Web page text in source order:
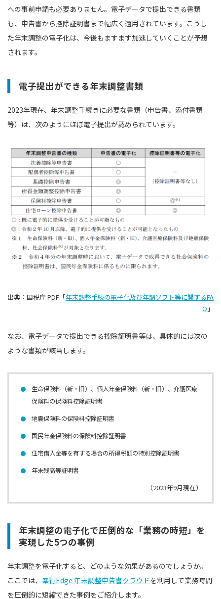
への事前申請も必要ありません。電子データで提出できる書類
も、申告書から控除証明書まで幅広く適用されています。こうし
た年末調整の電子化は、今後もますます加速していくことが予想
されます。
電子提出ができる年末調整書類
2023年現在、年末調整手続きに必要な書類（申告書、添付書類
等）は、次のようにほぼ電子提出が認められています。
出典：国税庁 PDF「年末調整手続の電子化及び年調ソフト等に関するFA
Q 」
なお、電子データで提出できる控除証明書等は、具体的には次の
ような書類が該当します。
生命保険料（新・旧）、個人年金保険料（新・旧）、介護医療
保険料の保険料控除証明書
地震保険料の保険料控除証明書
国民年金保険料の保険料控除証明書
住宅借入金等を有する場合の所得税額の特別控除証明書
年末残高等証明書
（2023年9月現在）
年末調整の電子化で圧倒的な「業務の時短」を
実現した5つの事例
年末調整を電子化すると、どのような効果があるのでしょうか。
ここでは、 奉行Edge 年末調整申告書クラウドを利用して業務時間
を圧倒的に短縮できた事例をご紹介します。